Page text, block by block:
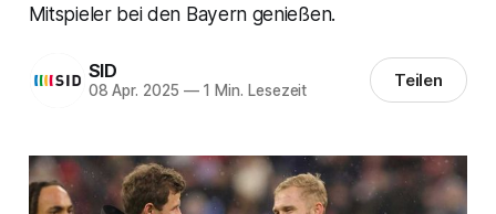
Mitspieler bei den Bayern genießen.
SID
08 Apr. 2025 —1 Min. Lesezeit Teilen